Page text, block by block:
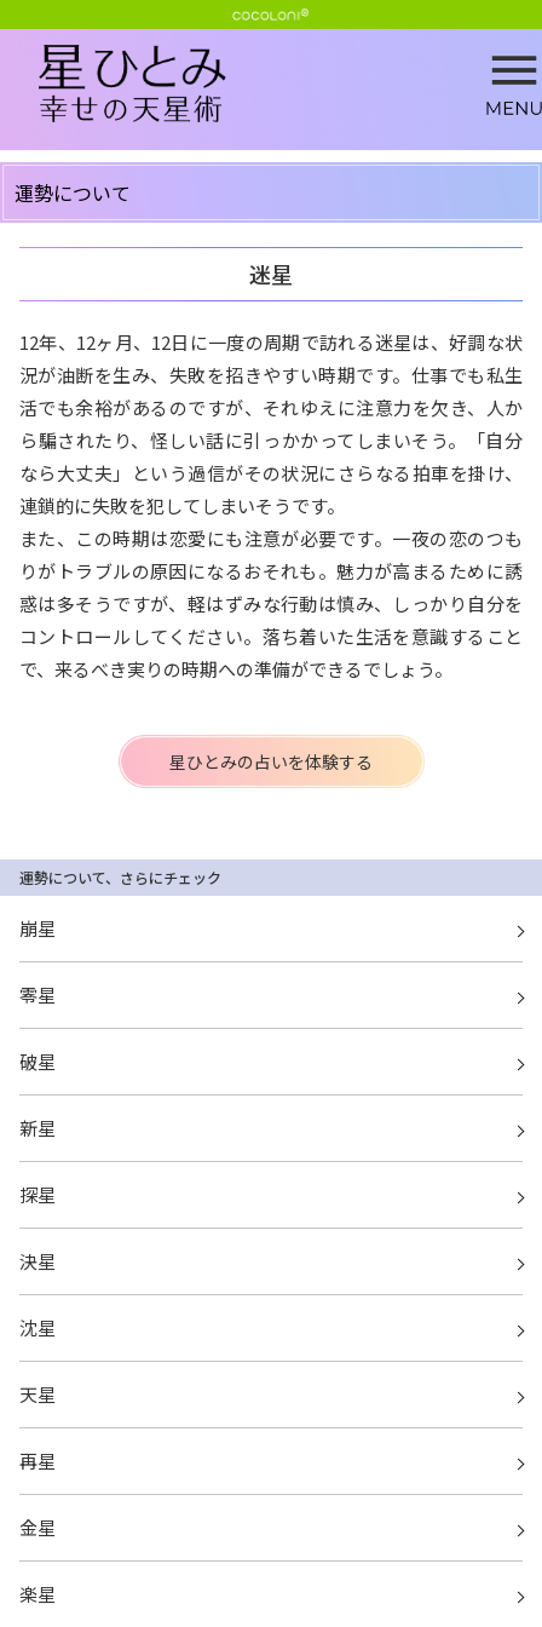
運勢について
迷星
12年、12ヶ月、12日に一度の周期で訪れる迷星は、好調な状
況が油断を生み、失敗を招きやすい時期です。仕事でも私生
活でも余裕があるのですが、それゆえに注意力を欠き、人か
ら騙されたり、怪しい話に引っかかってしまいそう。「自分
なら大丈夫」という過信がその状況にさらなる拍車を掛け、
連鎖的に失敗を犯してしまいそうです。
また、この時期は恋愛にも注意が必要です。一夜の恋のつも
りがトラブルの原因になるおそれも。魅力が高まるために誘
惑は多そうですが、軽はずみな行動は慎み、しっかり自分を
コントロールしてください。落ち着いた生活を意識すること
で、来るべき実りの時期への準備ができるでしょう。
星ひとみの占いを体験する
運勢について、さらにチェック
崩星
零星
破星
新星
探星
決星
沈星
天星
再星
金星
楽星